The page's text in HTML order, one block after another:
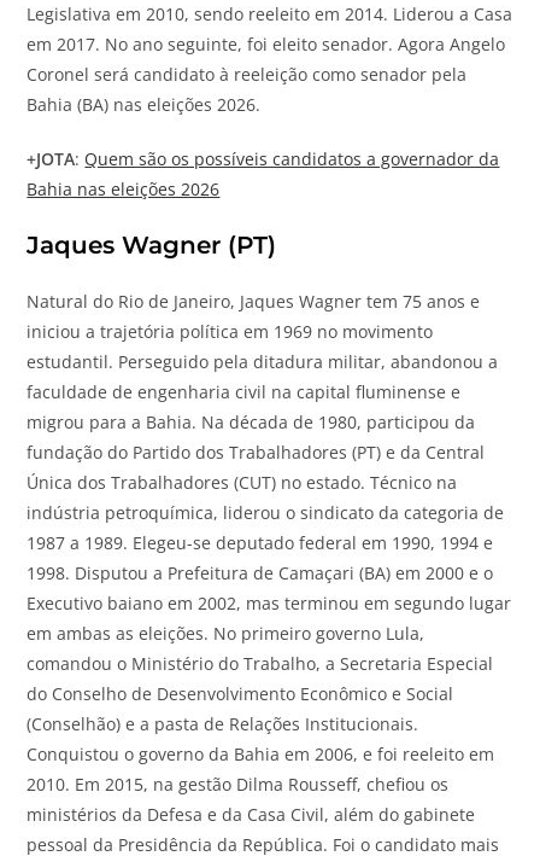
Legislativa em 2010, sendo reeleito em 2014. Liderou a Casa
em 2017. No ano seguinte, foi eleito senador. Agora Angelo
Coronel será candidato à reeleição como senador pela
Bahia (BA) nas eleições 2026.
+JOTA: Quem são os possíveis candidatos a governador da
Bahia nas eleições 2026
Jaques Wagner (PT)
Natural do Rio de Janeiro, Jaques Wagner tem 75 anos e
iniciou a trajetória política em 1969 no movimento
estudantil. Perseguido pela ditadura militar, abandonou a
faculdade de engenharia civil na capital fluminense e
migrou para a Bahia. Na década de 1980, participou da
fundação do Partido dos Trabalhadores (PT) e da Central
Única dos Trabalhadores (CUT) no estado. Técnico na
indústria petroquímica, liderou o sindicato da categoria de
1987 a 1989. Elegeu-se deputado federal em 1990, 1994 e
1998. Disputou a Prefeitura de Camaçari (BA) em 2000 e o
Executivo baiano em 2002, mas terminou em segundo lugar
em ambas as eleições. No primeiro governo Lula,
comandou o Ministério do Trabalho, a Secretaria Especial
do Conselho de Desenvolvimento Econômico e Social
(Conselhão) e a pasta de Relações Institucionais.
Conquistou o governo da Bahia em 2006, e foi reeleito em
2010. Em 2015, na gestão Dilma Rousseff, chefiou os
ministérios da Defesa e da Casa Civil, além do gabinete
pessoal da Presidência da República. Foi o candidato mais